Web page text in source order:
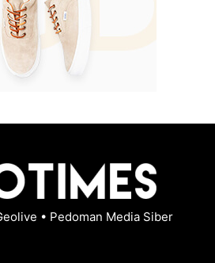
• Pedoman Media Siber